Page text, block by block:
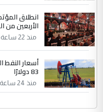
انطلاق
الأربعين
منذ 22 ساعة
أسعار النفط
83 دولارًا
منذ 24 ساعة